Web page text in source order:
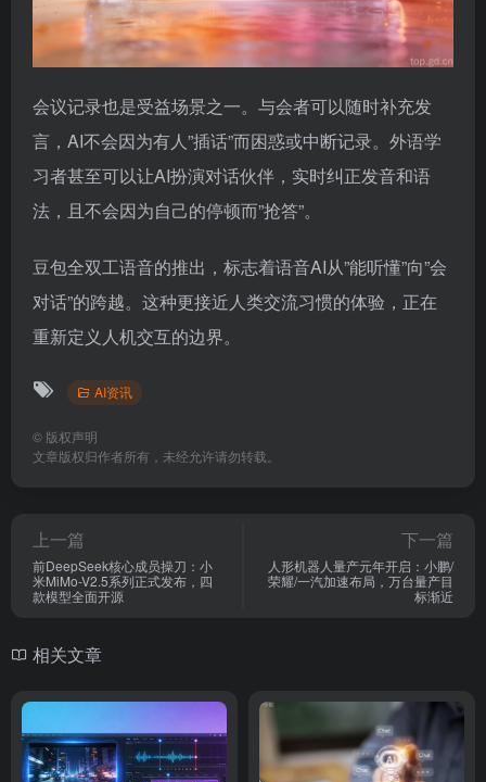
会议记录也是受益场景之一。与会者可以随时补充发
言，AI不会因为有人”插话”而困惑或中断记录。外语学
习者甚至可以让AI扮演对话伙伴，实时纠正发音和语
法，且不会因为自己的停顿而”抢答”。
豆包全双工语音的推出，标志着语音AI从”能听懂”向”会
对话”的跨越。这种更接近人类交流习惯的体验，正在
重新定义人机交互的边界。
AI资讯
© 版权声明
文章版权归作者所有，未经允许请勿转载。
上一篇
前DeepSeek核心成员操刀：小
米MiMo-V2.5系列正式发布，四
款模型全面开源
下一篇
人形机器人量产元年开启：小鹏/
荣耀/一汽加速布局，万台量产目
标渐近
相关文章